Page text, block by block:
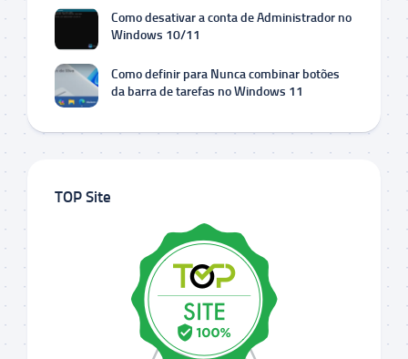
Como desativar a conta de Administrador no
Windows 10/11
Como definir para Nunca combinar botões
da barra de tarefas no Windows 11
TOP Site